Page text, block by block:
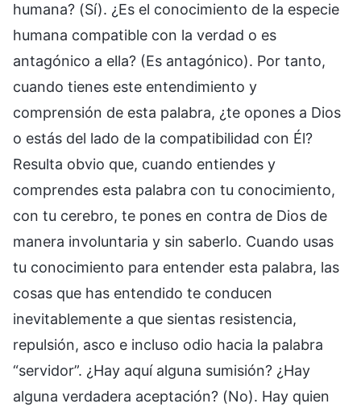
humana? (Sí). ¿Es el conocimiento de la especie
humana compatible con la verdad o es
antagónico a ella? (Es antagónico). Por tanto,
cuando tienes este entendimiento y
comprensión de esta palabra, ¿te opones a Dios
o estás del lado de la compatibilidad con Él?
Resulta obvio que, cuando entiendes y
comprendes esta palabra con tu conocimiento,
con tu cerebro, te pones en contra de Dios de
manera involuntaria y sin saberlo. Cuando usas
tu conocimiento para entender esta palabra, las
cosas que has entendido te conducen
inevitablemente a que sientas resistencia,
repulsión, asco e incluso odio hacia la palabra
“servidor”. ¿Hay aquí alguna sumisión? ¿Hay
alguna verdadera aceptación? (No). Hay quien